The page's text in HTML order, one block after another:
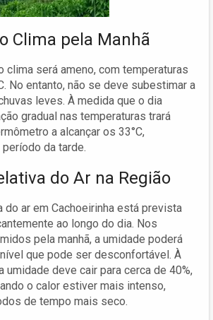
Clima pela Manhã
clima será ameno, com temperaturas
No entanto, não se deve subestimar a
leves. À medida que o dia
gradual nas temperaturas trará
a alcançar os 33°C,
da tarde.
do Ar na Região
do ar em Cachoeirinha está prevista
ao longo do dia. Nos
pela manhã, a umidade poderá
que pode ser desconfortável. À
umidade deve cair para cerca de 40%,
o calor estiver mais intenso,
de tempo mais seco.